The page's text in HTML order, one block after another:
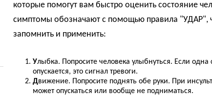
которые помогут вам быстро оценить состояние
симптомы обозначают с помощью правила "УДАР",
запомнить и применить:
Улыбка. Попросите человека улыбнуться. Если одна
опускается, это сигнал тревоги.
Движение. Попросите поднять обе руки. При
может опускаться или вообще не подниматься.